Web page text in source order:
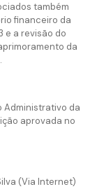
também
financeiro da
e a revisão do
da
Administrativo da
aprovada no
(Via Internet)